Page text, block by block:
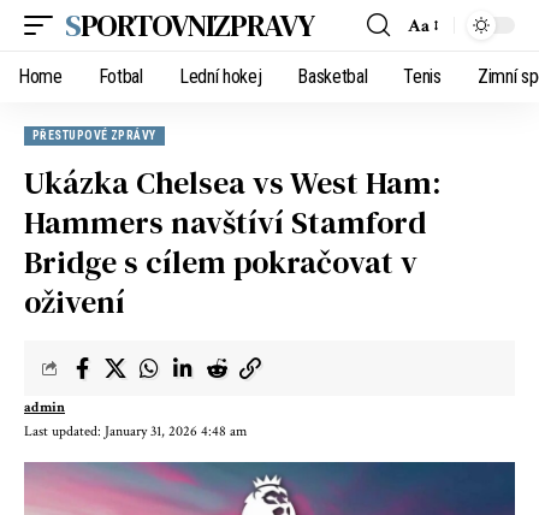
SPORTOVNIZPRAVY Aa
Home Fotbal Lední hokej Basketbal Tenis Zimní
PŘESTUPOVÉ ZPRÁVY
Ukázka Chelsea vs West Ham:
Hammers navštíví Stamford
Bridge s cílem pokračovat v
oživení
Last updated: January 31, 2026 4:48 am
admin